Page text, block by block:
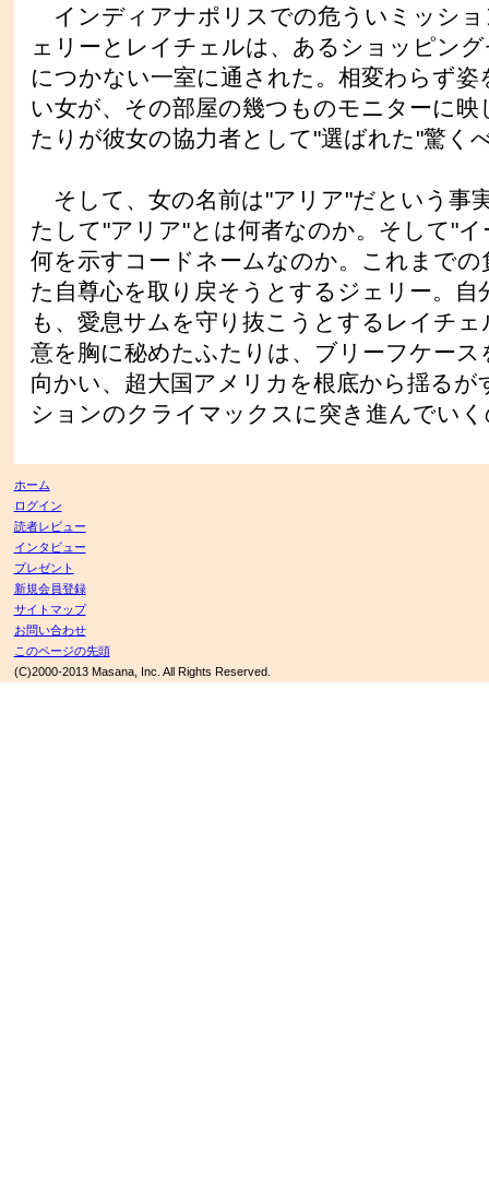
インディアナポリスでの危ういミッシ
ェリーとレイチェルは、あるショッピン
につかない一室に通された。相変わらず
い女が、その部屋の幾つものモニターに映
たりが彼女の協力者として"選ばれた"驚く
そして、女の名前は"アリア"だという事
たして"アリア"とは何者なのか。そして"
何を示すコードネームなのか。これまでの
た自尊心を取り戻そうとするジェリー。自
も、愛息サムを守り抜こうとするレイチ
意を胸に秘めたふたりは、ブリーフケース
向かい、超大国アメリカを根底から揺るが
ションのクライマックスに突き進んでい
ホーム
ログイン
読者レビュー
インタビュー
プレゼント
新規会員登録
サイトマップ
お問い合わせ
このページの先頭
(C)2000-2013 Masana, Inc. All Rights Reserved.